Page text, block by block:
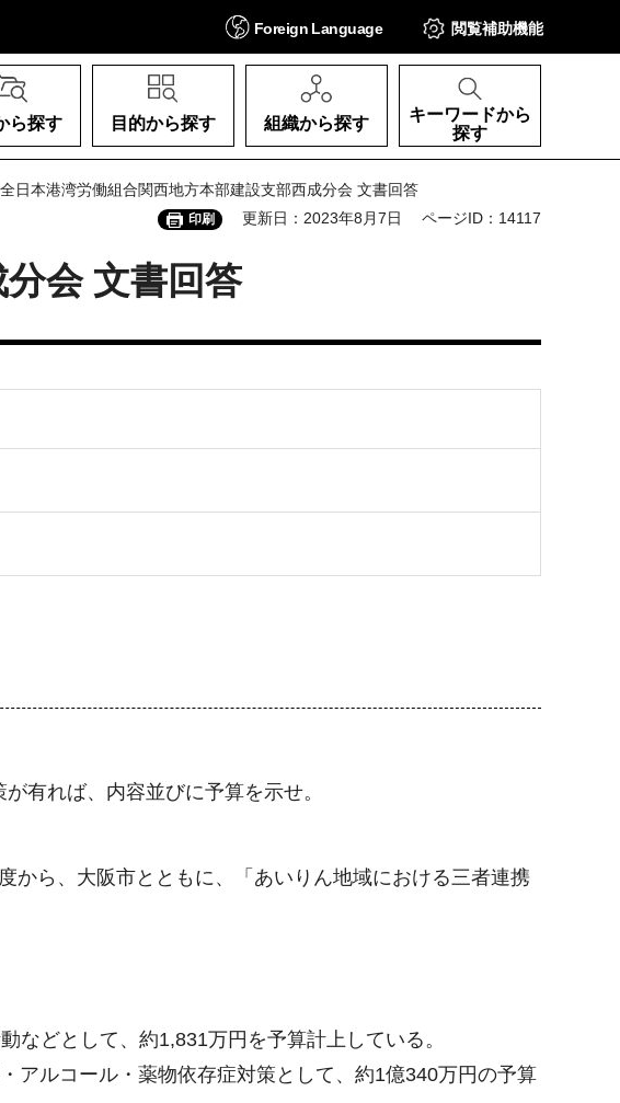
Foreign Language 閲覧補助機能
ら探す 目的から探す 組織から探す
キーワードから
探す
日本港湾労働組合関西地方本部建設支部西成分会 文書回答
印刷 更新日：2023年8月7日 ページID：14117
会 文書回答
有れば、内容並びに予算を示せ。
から、大阪市とともに、「あいりん地域における三者連携
などとして、約1,831万円を予算計上している。
アルコール・薬物依存症対策として、約1億340万円の予算